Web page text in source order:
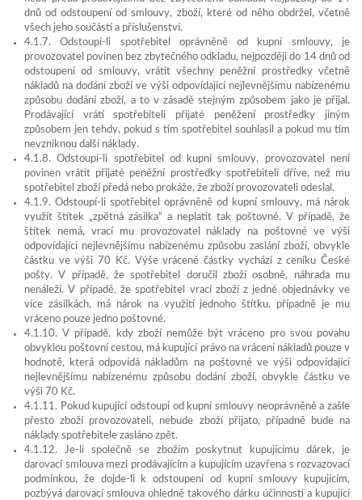
dnů od odstoupení od smlouvy, zboží, které od něho obdržel, včetně
všech jeho součástí a příslušenství.
4.1.7. Odstoupí-li spotřebitel oprávněně od kupní smlouvy, je
provozovatel povinen bez zbytečného odkladu, nejpozději do 14 dnů od
odstoupení od smlouvy, vrátit všechny peněžní prostředky včetně
nákladů na dodání zboží ve výši odpovídající nejlevnějšímu nabízenému
způsobu dodání zboží, a to v zásadě stejným způsobem jako je přijal.
Prodávající vrátí spotřebiteli přijaté peněžení prostředky jiným
způsobem jen tehdy, pokud s tím spotřebitel souhlasil a pokud mu tím
nevzniknou další náklady.
4.1.8. Odstoupí-li spotřebitel od kupní smlouvy, provozovatel není
povinen vrátit přijaté peněžní prostředky spotřebiteli dříve, než mu
spotřebitel zboží předá nebo prokáže, že zboží provozovateli odeslal.
4.1.9. Odstoupí-li spotřebitel oprávněně od kupní smlouvy, má nárok
využít štítek „zpětná zásilka“ a neplatit tak poštovné. V případě, že
štítek nemá, vrací mu provozovatel náklady na poštovné ve výši
odpovídající nejlevnějšímu nabízenému způsobu zaslání zboží, obvykle
částku ve výši 70 Kč. Výše vrácené částky vychází z ceníku České
pošty. V případě, že spotřebitel doručil zboží osobně, náhrada mu
nenáleží. V případě, že spotřebitel vrací zboží z jedné objednávky ve
více zásilkách, má nárok na využití jednoho štítku, případně je mu
vráceno pouze jedno poštovné.
4.1.10. V případě, kdy zboží nemůže být vráceno pro svou povahu
obvyklou poštovní cestou, má kupující právo na vrácení nákladů pouze v
hodnotě, která odpovídá nákladům na poštovné ve výši odpovídající
nejlevnějšímu nabízenému způsobu dodání zboží, obvykle částku ve
výši 70 Kč.
4.1.11. Pokud kupující odstoupí od kupní smlouvy neoprávněně a zašle
přesto zboží provozovateli, nebude zboží přijato, případně bude na
náklady spotřebitele zasláno zpět.
4.1.12. Je-li společně se zbožím poskytnut kupujícímu dárek, je
darovací smlouva mezi prodávajícím a kupujícím uzavřena s rozvazovací
podmínkou, že dojde-li k odstoupení od kupní smlouvy kupujícím,
pozbývá darovací smlouva ohledně takového dárku účinnosti a kupující